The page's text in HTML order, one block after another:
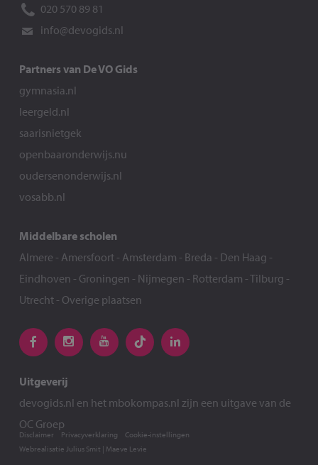
020 570 89 81
info@devogids.nl
Partners van De VO Gids
gymnasia.nl
leergeld.nl
saarisnietgek
openbaaronderwijs.nu
oudersenonderwijs.nl
vosabb.nl
Middelbare scholen
Almere - Amersfoort- Amsterdam - Breda - Den Haag -
Eindhoven - Groningen - Nijmegen - Rotterdam -Tilburg -
Utrecht- Overige plaatsen
Uitgeverij
devogids.nl en het mbokompas.nl zijn een uitgave van de
OC Groep
Webrealisatie Julius Smit | Maeve Levie
Disclaimer Privacyverklaring Cookie-instellingen